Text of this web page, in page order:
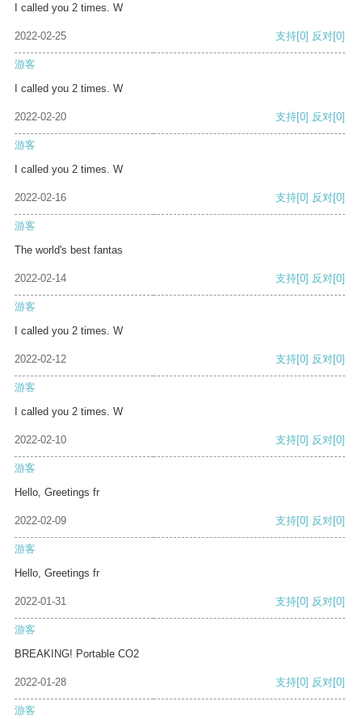
I called you 2 times. W
2022-02-25 支持[0] 反对[0]
游客
I called you 2 times. W
2022-02-20 支持[0] 反对[0]
游客
I called you 2 times. W
2022-02-16 支持[0] 反对[0]
游客
The world's best fantas
2022-02-14 支持[0] 反对[0]
游客
I called you 2 times. W
2022-02-12 支持[0] 反对[0]
游客
I called you 2 times. W
2022-02-10 支持[0] 反对[0]
游客
Hello, Greetings fr
2022-02-09 支持[0] 反对[0]
游客
Hello, Greetings fr
2022-01-31 支持[0] 反对[0]
游客
BREAKING! Portable CO2
2022-01-28 支持[0] 反对[0]
游客